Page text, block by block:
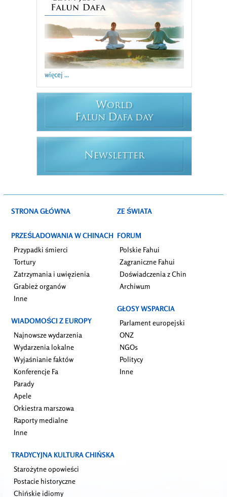
więcej ...
WORLD
FALUN DAFA DAY
N EWSLETTER
STRONA GŁÓWNA
PRZEŚLADOWANIA W CHINACH
Przypadki śmierci
Tortury
Zatrzymania i uwięzienia
Grabież organów
Inne
WIADOMOŚCI Z EUROPY
Najnowsze wydarzenia
Wydarzenia lokalne
Wyjaśnianie faktów
Konferencje Fa
Parady
Apele
Orkiestra marszowa
Raporty medialne
Inne
ZE ŚWIATA
FORUM
Polskie Fahui
Zagraniczne Fahui
Doświadczenia z Chin
Archiwum
GŁOSY WSPARCIA
Parlament europejski
ONZ
NGOs
Politycy
Inne
TRADYCYJNA KULTURA CHIŃSKA
Starożytne opowieści
Postacie historyczne
Chińskie idiomy